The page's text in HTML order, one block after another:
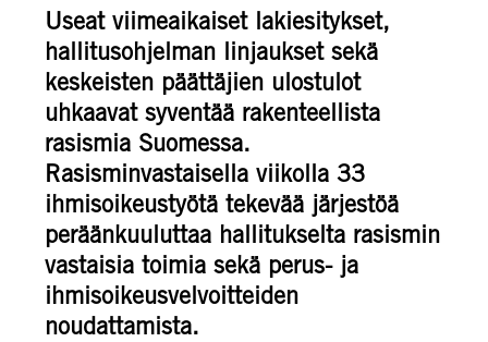
Useat viimeaikaiset lakiesitykset,
hallitusohjelman linjaukset sekä
keskeisten päättäjien ulostulot
uhkaavat syventää rakenteellista
rasismia Suomessa.
Rasisminvastaisella viikolla 33
ihmisoikeustyötä tekevää järjestöä
peräänkuuluttaa hallitukselta rasismin
vastaisia toimia sekä perus- ja
ihmisoikeusvelvoitteiden
noudattamista.